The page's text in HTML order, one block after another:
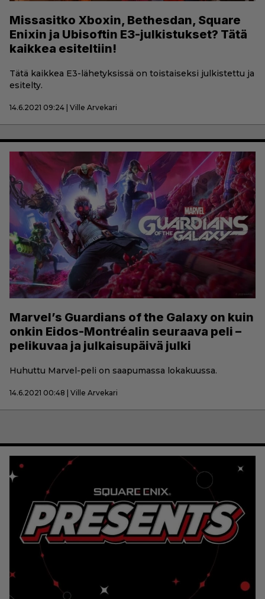
Missasitko Xboxin, Bethesdan, Square
Enixin ja Ubisoftin E3-julkistukset? Tätä
kaikkea esiteltiin!
Tätä kaikkea E3-lähetyksissä on toistaiseksi julkistettu ja
esitelty.
14.6.2021 09:24 | Ville Arvekari
Marvel’s Guardians of the Galaxy on kuin
onkin Eidos-Montréalin seuraava peli –
pelikuvaa ja julkaisupäivä julki
Huhuttu Marvel-peli on saapumassa lokakuussa.
14.6.2021 00:48 | Ville Arvekari